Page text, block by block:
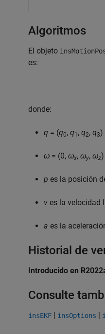
Algoritmos
El objeto
es:
donde:
q = (q0, q1 , q2, q3)
ω = (0, ωx, ωy, ωz
p es la posición
v es la velocidad
a es la
Historial de
Introducido en
Consulte
insEKF | insOptions |